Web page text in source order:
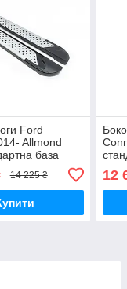
Ford
Allmond
база
14 225 ₴ 12